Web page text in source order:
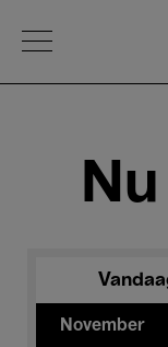
Open Menu
November